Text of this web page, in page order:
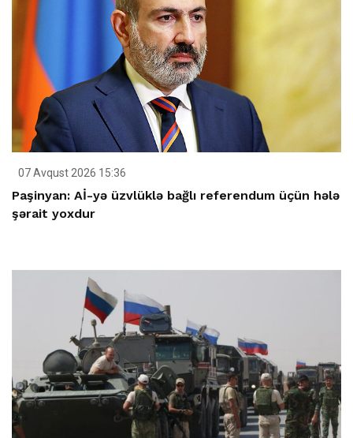
07 Avqust 2026 15:36
Paşinyan: Aİ-yə üzvlüklə bağlı referendum üçün hələ
şərait yoxdur